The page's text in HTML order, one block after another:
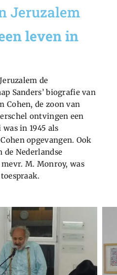
Jeruzalem
leven in
de
Sanders’ biografie van
Cohen, de zoon van
ontvingen een
in 1945 als
opgevangen. Ook
de Nederlandse
M. Monroy, was